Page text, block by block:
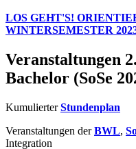
LOS GEHT'S!
WINTERSEMESTER
Veranstaltungen
Bachelor (SoSe
KumulierterStundenplan
Veranstaltungen derBWL,
Integration